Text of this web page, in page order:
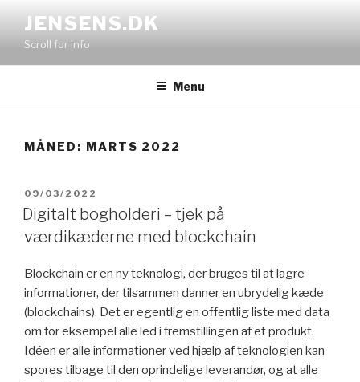
indhold
JENSENS.DK
Scroll for info
Menu
MÅNED: MARTS 2022
UDGIVET
DEN
09/03/2022
Digitalt bogholderi – tjek på
værdikæderne med blockchain
Blockchain er en ny teknologi, der bruges til at lagre
informationer, der tilsammen danner en ubrydelig kæde
(blockchains). Det er egentlig en offentlig liste med data
om for eksempel alle led i fremstillingen af et produkt.
Idéen er alle informationer ved hjælp af teknologien kan
spores tilbage til den oprindelige leverandør, og at alle